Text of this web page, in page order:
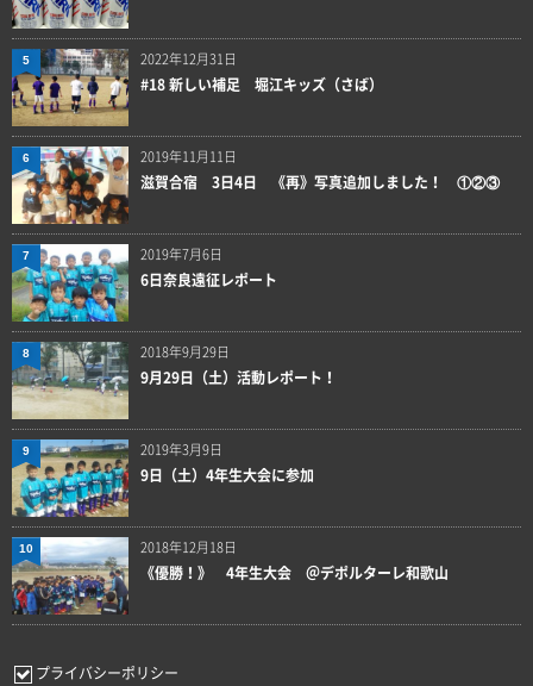
2022年12月31日
#18 新しい補足 堀江キッズ（さば）
5
2019年11月11日
滋賀合宿 3日4日 《再》写真追加しました！ ①②③
6
2019年7月6日
6日奈良遠征レポート
7
2018年9月29日
9月29日（土）活動レポート！
8
2019年3月9日
9日（土）4年生大会に参加
9
2018年12月18日
《優勝！》 4年生大会 ＠デポルターレ和歌山
10
プライバシーポリシー